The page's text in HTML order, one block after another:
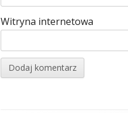
Witryna internetowa